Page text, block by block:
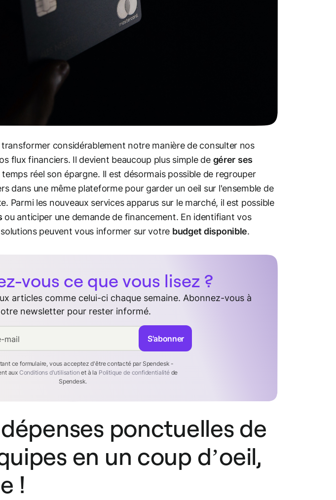
considérablement notre manière de consulter nos
flux financiers. Il devient beaucoup plus simple de gérer ses
réel son épargne. Il est désormais possible de regrouper
dans une même plateforme pour garder un oeil sur l'ensemble de
Parmi les nouveaux services apparus sur le marché, il est possible
ou anticiper une demande de financement. En identifiant vos
peuvent vous informer sur votre budget disponible.
vous ce que vous lisez ?
articles comme celui-ci chaque semaine. Abonnez-vous à
newsletter pour rester informé.
mail
ce formulaire, vous acceptez d'être contacté par Spendesk -
auxConditions d'utilisation et à la Politique de confidentialitéde
Spendesk.
S'abonner
ponctuelles de
en un coup d’oeil,
!